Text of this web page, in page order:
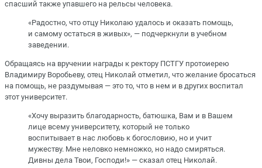
спасший также упавшего на рельсы человека.
«Радостно, что отцу Николаю удалось и оказать помощь,
и самому остаться в живых», — подчеркнули в учебном
заведении.
Обращаясь на вручении награды к ректору ПСТГУ протоиерею
Владимиру Воробьеву, отец Николай отметил, что желание бросаться
на помощь, не раздумывая — это то, что в нем и в других воспитал
этот университет.
«Хочу выразить благодарность, батюшка, Вам и в Вашем
лице всему университету, который не только
воспитывает в нас любовь к богословию, но и учит
мужеству. Мне неловко немножко, но надо смиряться.
Дивны дела Твои, Господи!» — сказал отец Николай.